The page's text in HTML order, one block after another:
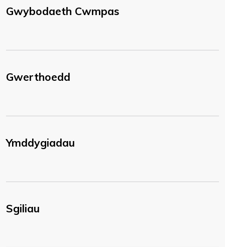
Gwybodaeth Cwmpas
Gwerthoedd
Ymddygiadau
Sgiliau